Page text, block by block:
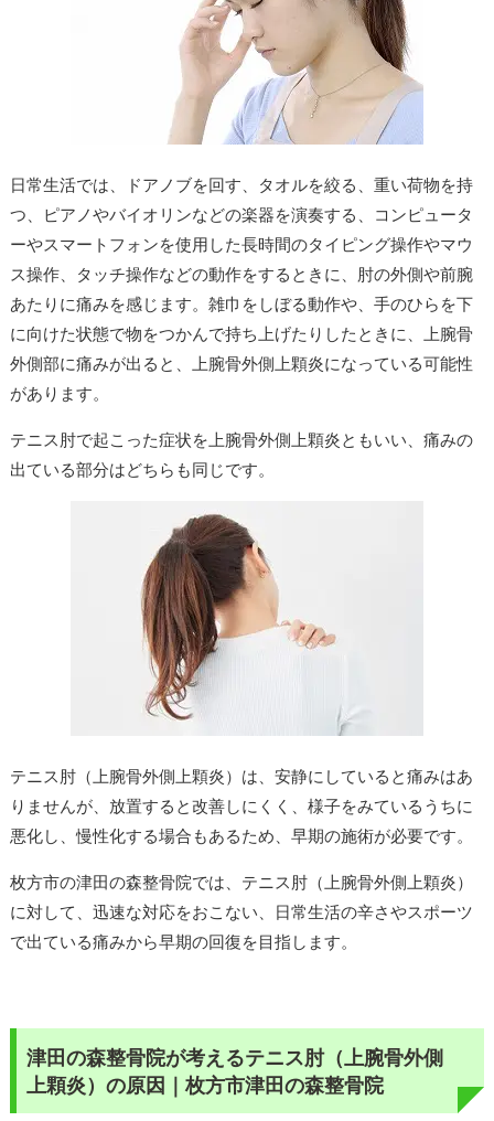
日常生活では、ドアノブを回す、タオルを絞る、重い荷物を持
つ、ピアノやバイオリンなどの楽器を演奏する、コンピュータ
ーやスマートフォンを使用した長時間のタイピング操作やマウ
ス操作、タッチ操作などの動作をするときに、肘の外側や前腕
あたりに痛みを感じます。雑巾をしぼる動作や、手のひらを下
に向けた状態で物をつかんで持ち上げたりしたときに、上腕骨
外側部に痛みが出ると、上腕骨外側上顆炎になっている可能性
があります。
テニス肘で起こった症状を上腕骨外側上顆炎ともいい、痛みの
出ている部分はどちらも同じです。
テニス肘（上腕骨外側上顆炎）は、安静にしていると痛みはあ
りませんが、放置すると改善しにくく、様子をみているうちに
悪化し、慢性化する場合もあるため、早期の施術が必要です。
枚方市の津田の森整骨院では、テニス肘（上腕骨外側上顆炎）
に対して、迅速な対応をおこない、日常生活の辛さやスポーツ
で出ている痛みから早期の回復を目指します。
津田の森整骨院が考えるテニス肘（上腕骨外側
上顆炎）の原因｜枚方市津田の森整骨院